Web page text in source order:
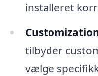
installeret
tilbyder
vælge